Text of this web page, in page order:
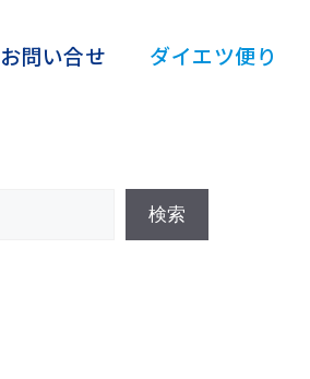
お問い合せ ダイエツ便り
検索